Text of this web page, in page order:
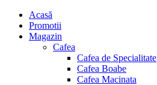
Menu
Acasă
Promotii
Magazin
Cafea
Cafea de Specialitate
Cafea Boabe
Cafea Macinata